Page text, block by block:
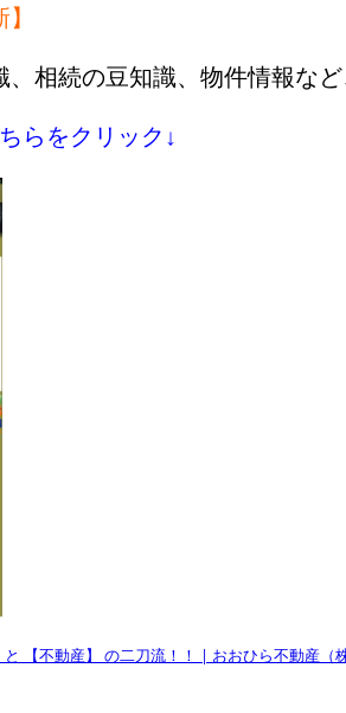
相続の豆知識、物件情報など
らをクリック↓
【不動産】 の二刀流！！ | おおひら不動産（